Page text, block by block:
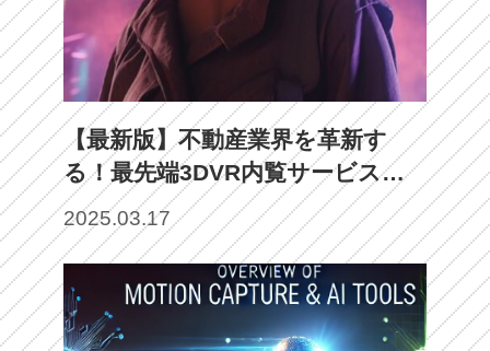
【最新版】不動産業界を革新す
る！最先端3DVR内覧サービスの
注目企業7選
2025.03.17